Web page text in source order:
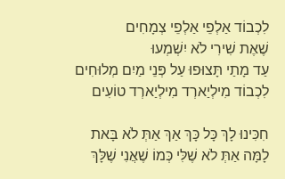
לִכְבוֹד אַלְפֵי אַלְפֵי צְמָחִים
שֶׁאֶת שִׁירִי לֹא יִשְׁמְעוּ
עַד מָתַי תָּצוּפוּ עַל פְּנֵי מַיִם מְלוּחִים
לִכְבוֹד מִילְיַארְד מִילְיַארְד טוֹעִים
חִכִּינוּ לָךְ כָּל כָּךְ אַךְ אַתְּ לֹא בָּאת
לָמָּה אַתְּ לֹא שֶׁלִּי כְּמוֹ שֶׁאֲנִי שֶׁלָּךְ